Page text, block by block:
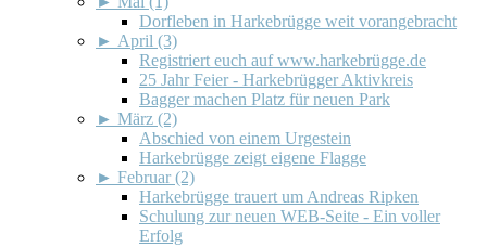
Dorfleben in Harkebrügge weit vorangebracht
► April (3)
Registriert euch auf www.harkebrügge.de
25 Jahr Feier - Harkebrügger Aktivkreis
Bagger machen Platz für neuen Park
► März (2)
Abschied von einem Urgestein
Harkebrügge zeigt eigene Flagge
► Februar (2)
Harkebrügge trauert um Andreas Ripken
Schulung zur neuen WEB-Seite - Ein voller
Erfolg